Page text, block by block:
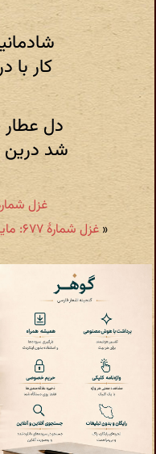
کار با
دل عطار
شد درین
غزل شمارهٔ ۶۷۹: ای مرا زندگی
« غزل شمارهٔ ۶۷۷: ماییم دل بریده ز پیوند و ناز تو